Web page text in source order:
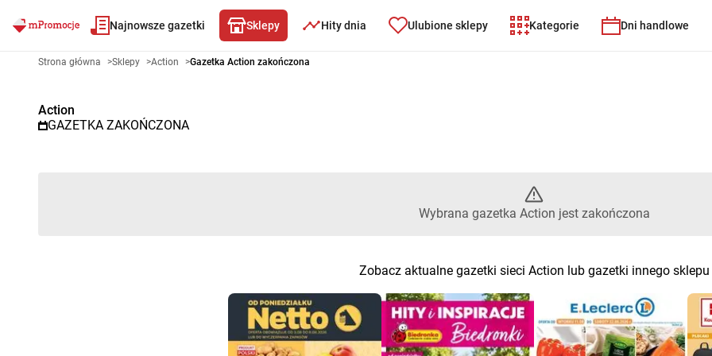
Najnowsze gazetki Sklepy Hity dnia Ulubione sklepy Kategorie Dni handlowe
Gazetka promocyjna Action – Wybrana gazetka Action jest
Strona główna >Sklepy >Action >Gazetka Action zakończona
Action
GAZETKA ZAKOŃCZONA
Wybrana gazetka Action jest zakończona
Zobacz aktualne gazetki sieci Action lub gazetki innego sklepu